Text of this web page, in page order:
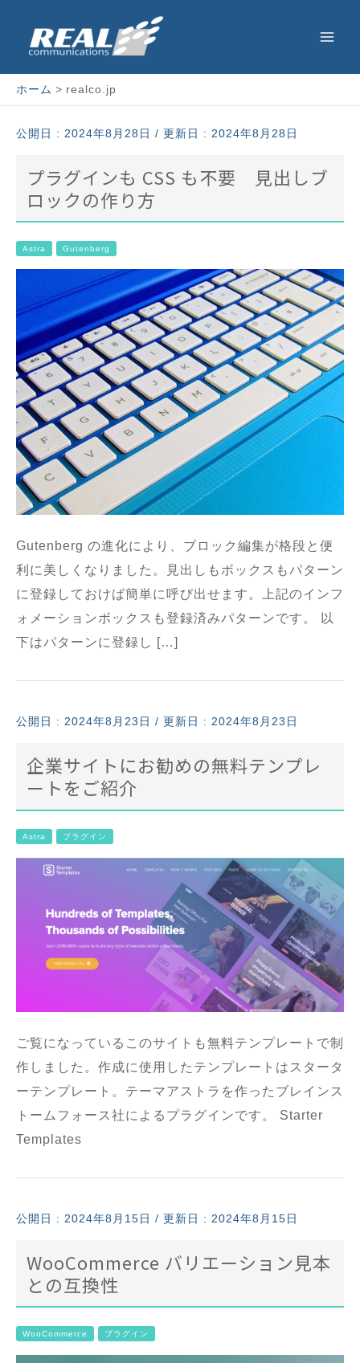
ホーム realco.jp
公開日 : 2024年8月28日 / 更新日 : 2024年8月28日
プラグインも CSS も不要 見出しブ
ロックの作り方
Astra Gutenberg
Gutenberg の進化により、ブロック編集が格段と便
利に美しくなりました。見出しもボックスもパターン
に登録しておけば簡単に呼び出せます。上記のインフ
ォメーションボックスも登録済みパターンです。 以
下はパターンに登録し […]
公開日 : 2024年8月23日 / 更新日 : 2024年8月23日
企業サイトにお勧めの無料テンプレ
ートをご紹介
Astra プラグイン
ご覧になっているこのサイトも無料テンプレートで制
作しました。作成に使用したテンプレートはスタータ
ーテンプレート。テーマアストラを作ったブレインス
トームフォース社によるプラグインです。 Starter
Templates
公開日 : 2024年8月15日 / 更新日 : 2024年8月15日
WooCommerce バリエーション見本
との互換性
WooCommerce プラグイン
ペ
ジ